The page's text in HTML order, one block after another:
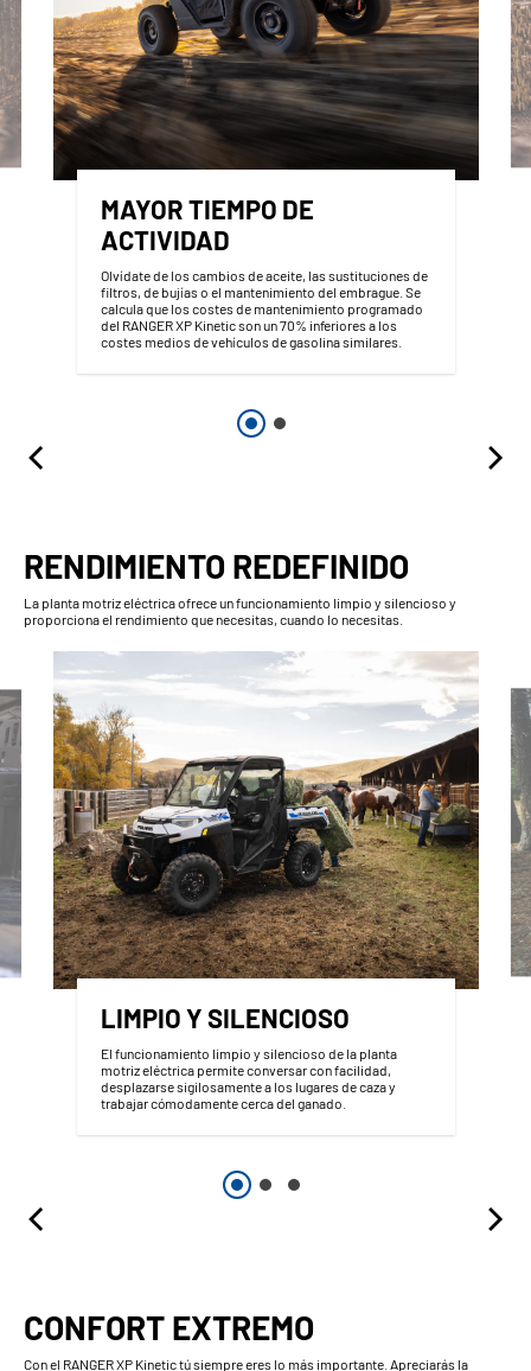
MAYOR TIEMPO DE
ACTIVIDAD
Olvídate de los cambios de aceite, las sustituciones de
filtros, de bujías o el mantenimiento del embrague. Se
calcula que los costes de mantenimiento programado
del RANGER XP Kinetic son un 70% inferiores a los
costes medios de vehículos de gasolina similares.
RENDIMIENTO REDEFINIDO
La planta motriz eléctrica ofrece un funcionamiento limpio y silencioso y
proporciona el rendimiento que necesitas, cuando lo necesitas.
LIMPIO Y SILENCIOSO
El funcionamiento limpio y silencioso de la planta
motriz eléctrica permite conversar con facilidad,
desplazarse sigilosamente a los lugares de caza y
trabajar cómodamente cerca del ganado.
CONFORT EXTREMO
Con el RANGER XP Kinetic tú siempre eres lo más importante. Apreciarás la